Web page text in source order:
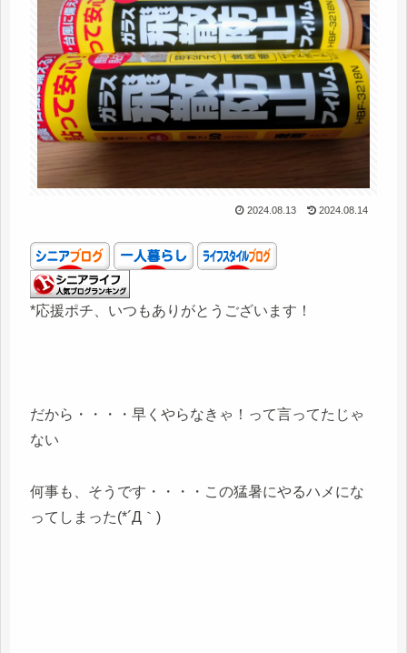
2024.08.13 2024.08.14
*応援ポチ、いつもありがとうございます！
だから・・・・早くやらなきゃ！って言ってたじゃ
ない
何事も、そうです・・・・この猛暑にやるハメにな
ってしまった(*´Д｀)